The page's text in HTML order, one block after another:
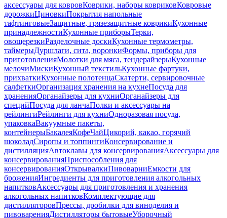
аксессуары для ковровКоврики, наборы ковриковКовровые
дорожкиЦиновкиПокрытия напольные
тафтинговыеЗащитные, грязезащитные коврикиКухонные
принадлежностиКухонные приборыТерки,
овощерезкиРазделочные доскиКухонные термометры,
таймерыДуршлаги, сита, воронкиФормы, приборы для
приготовленияМолотки для мяса, тендерайзерыКухонные
мелочиМискиКухонный текстильКухонные фартуки,
прихваткиКухонные полотенцаСкатерти, сервировочные
салфеткиОрганизация хранения на кухнеПосуда для
храненияОрганайзеры для кухниОрганайзеры для
специйПосуда для ланчаПолки и аксессуары на
рейлингиРейлинги для кухниОдноразовая посуда,
упаковкаВакуумные пакеты,
контейнерыБакалеяКофеЧайЦикорий, какао, горячий
шоколадСиропы и топпингиКонсервирование и
дистилляцияАвтоклавы для консервированияАксессуары для
консервированияПриспособления для
консервированияОткрывалкиПивоварниЕмкости для
броженияИнгредиенты для приготовления алкогольных
напитковАксессуары для приготовления и хранения
алкогольных напитковКомплектующие для
дистилляторовПрессы, дробилки для виноделия и
пивоваренияДистилляторы бытовыеУборочный